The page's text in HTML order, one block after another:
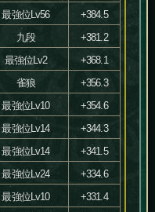
最強位Lv56
+384.5
九段
+381.2
最強位Lv2
+368.1
雀狼
+356.3
最強位Lv10
+354.6
最強位Lv14
+344.3
最強位Lv14
+341.5
最強位Lv24
+334.6
最強位Lv10
+331.4